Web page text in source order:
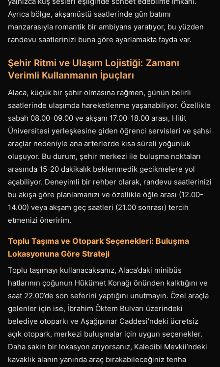
Ayrıca bölge, akşamüstü saatlerinde gün batımı
manzarasıyla romantik bir ambiyans yaratıyor, bu yüzden
randevu saatlerinizi buna göre ayarlamakta fayda var.
Şehir Ritmi ve Ulaşım Lojistiği: Zamanı
Verimli Kullanmanın İpuçları
Alaca, küçük bir şehir olmasına rağmen, günün belirli
saatlerinde ulaşımda hareketlenme yaşanabiliyor. Özellikle
sabah 08.00-09.00 ve akşam 17.00-18.00 arası, Hitit
Üniversitesi yerleşkesine giden öğrenci servisleri ve şahsi
araçlar nedeniyle ana arterlerde kısa süreli yoğunluk
oluşuyor. Bu durum, şehir merkezi ile buluşma noktaları
arasında 15-20 dakikalık beklenmedik gecikmelere yol
açabiliyor. Deneyimli bir rehber olarak, randevu saatlerinizi
bu akışa göre planlamanızı ve özellikle öğle arası (12.00-
14.00) veya akşam geç saatleri (21.00 sonrası) tercih
etmenizi öneririm.
Toplu Taşıma ve Otopark Seçenekleri: Buluşma
Lokasyonuna Göre Strateji
Toplu taşımayı kullanacaksanız, Alaca’daki minibüs
hatlarının çoğunun Hükümet Konağı önünden kalktığını ve
saat 22.00’de son seferini yaptığını unutmayın. Özel araçla
gelenler için ise, İbrahim Öktem Bulvarı üzerindeki
belediye otoparkı ve Aşağıpınar Caddesi’ndeki ücretsiz
açık otopark, merkezi buluşmalar için uygun seçenekler.
Daha sakin bir lokasyon arıyorsanız, Kaledibi Mevkii’ndeki
kavaklık alanın yanında araç bırakabileceğiniz tenha